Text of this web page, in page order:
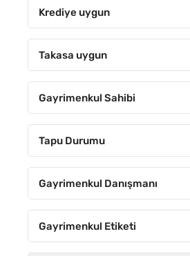
Krediye uygun
Takasa uygun
Gayrimenkul Sahibi
Tapu Durumu
Gayrimenkul Danışmanı
Gayrimenkul Etiketi